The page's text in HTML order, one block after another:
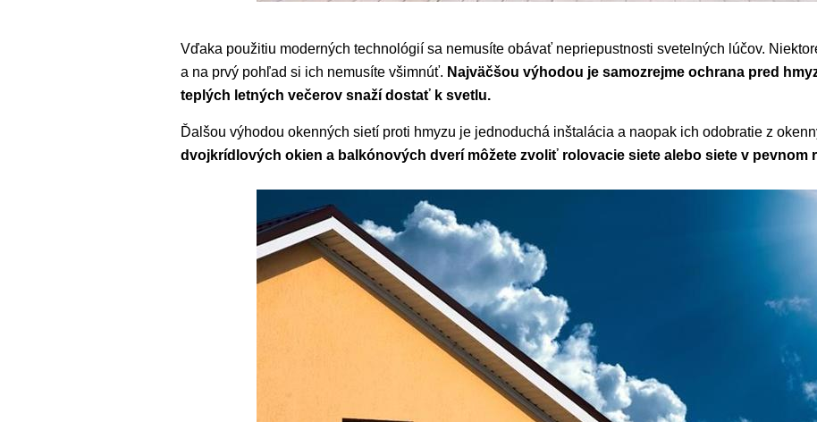
Vďaka použitiu moderných technológií sa nemusíte obávať nepriepustnosti svetelných lúčov.
a na prvý pohľad si ich nemusíte všimnúť. Najväčšou výhodou je samozrejme ochrana pred
teplých letných večerov snaží dostať k svetlu.
Ďalšou výhodou okenných sietí proti hmyzu je jednoduchá inštalácia a naopak ich odobratie z
dvojkrídlových okien a balkónových dverí môžete zvoliť rolovacie siete alebo siete v pevnom